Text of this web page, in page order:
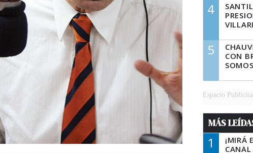
4
5
CON
Espacio
MÁS
1
¡MIRÁ